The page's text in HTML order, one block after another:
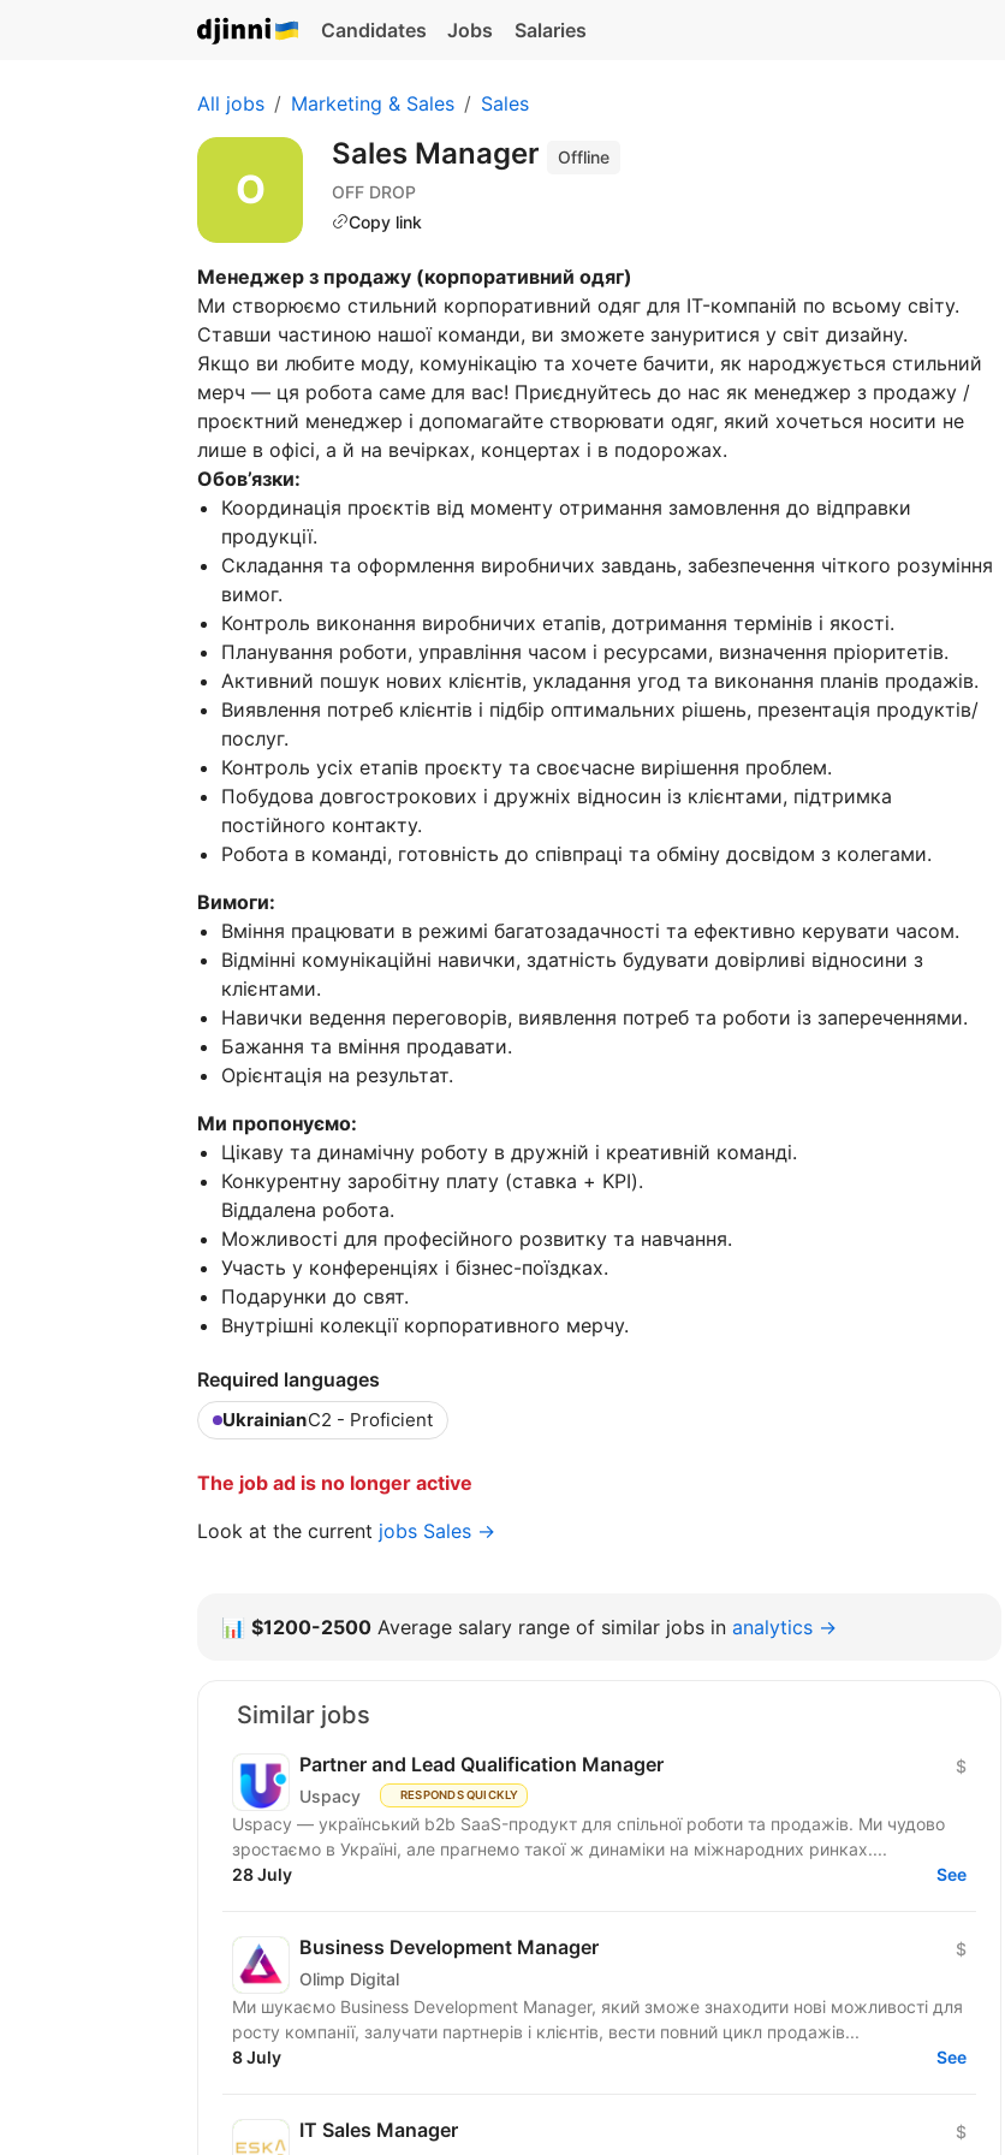
Candidates Jobs Salaries
All jobs Marketing & Sales Sales
Sales Manager
Offline
OFF DROP
Copy link
Менеджер з продажу (корпоративний одяг)
Ми створюємо стильний корпоративний одяг для IT-компаній по всьому світу.
Ставши частиною нашої команди, ви зможете зануритися у світ дизайну.
Якщо ви любите моду, комунікацію та хочете бачити, як народжується стильний
мерч — ця робота саме для вас! Приєднуйтесь до нас як менеджер з продажу /
проєктний менеджер і допомагайте створювати одяг, який хочеться носити не
лише в офісі, а й на вечірках, концертах і в подорожах.
Обов’язки:
Координація проєктів від моменту отримання замовлення до відправки
продукції.
Складання та оформлення виробничих завдань, забезпечення чіткого розуміння
вимог.
Контроль виконання виробничих етапів, дотримання термінів і якості.
Планування роботи, управління часом і ресурсами, визначення пріоритетів.
Активний пошук нових клієнтів, укладання угод та виконання планів продажів.
Виявлення потреб клієнтів і підбір оптимальних рішень, презентація продуктів/
послуг.
Контроль усіх етапів проєкту та своєчасне вирішення проблем.
Побудова довгострокових і дружніх відносин із клієнтами, підтримка
постійного контакту.
Робота в команді, готовність до співпраці та обміну досвідом з колегами.
Вимоги:
Вміння працювати в режимі багатозадачності та ефективно керувати часом.
Відмінні комунікаційні навички, здатність будувати довірливі відносини з
клієнтами.
Навички ведення переговорів, виявлення потреб та роботи із запереченнями.
Бажання та вміння продавати.
Орієнтація на результат.
Ми пропонуємо:
Цікаву та динамічну роботу в дружній і креативній команді.
Конкурентну заробітну плату (ставка + KPI).
Віддалена робота.
Можливості для професійного розвитку та навчання.
Участь у конференціях і бізнес-поїздках.
Подарунки до свят.
Внутрішні колекції корпоративного мерчу.
Required languages
UkrainianC2 - Proficient
The job ad is no longer active
Look at the current jobs Sales →
📊 $1200-2500 Average salary range of similar jobs in analytics →
Similar jobs
Partner and Lead Qualification Manager
Uspacy RESPONDS QUICKLY
$
Uspacy — український b2b SaaS-продукт для спільної роботи та продажів. Ми чудово
зростаємо в Україні, але прагнемо такої ж динаміки на міжнародних ринках....
28 July
See
Business Development Manager
Olimp Digital
$
Ми шукаємо Business Development Manager, який зможе знаходити нові можливості для
росту компанії, залучати партнерів і клієнтів, вести повний цикл продажів...
8 July
See
IT Sales Manager $